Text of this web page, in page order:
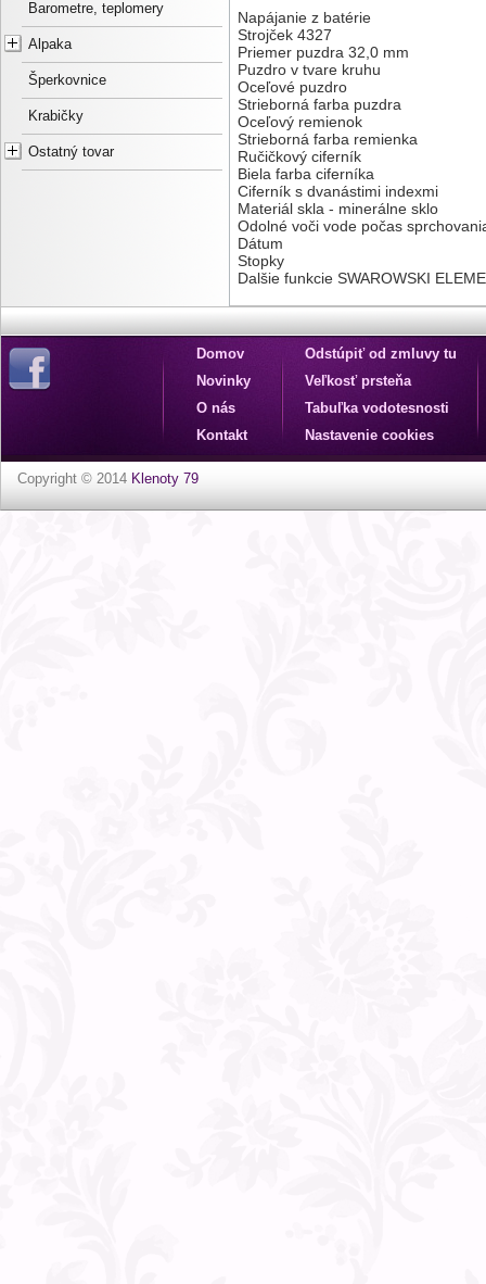
Barometre, teplomery
Alpaka
Šperkovnice
Krabičky
Ostatný tovar
Napájanie z batérie
Strojček 4327
Priemer puzdra 32,0 mm
Puzdro v tvare kruhu
Oceľové puzdro
Strieborná farba puzdra
Oceľový remienok
Strieborná farba remienka
Ručičkový ciferník
Biela farba ciferníka
Ciferník s dvanástimi indexmi
Materiál skla - minerálne sklo
Odolné voči vode počas
Dátum
Stopky
Dalšie funkcie SWAROWSKI
Domov
Novinky
O nás
Kontakt
Odstúpiť od zmluvy tu
Veľkosť prsteňa
Tabuľka vodotesnosti
Nastavenie cookies
Copyright © 2014 Klenoty 79